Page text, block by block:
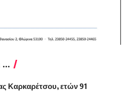
...
Καρκαρέτσου, ετών 91